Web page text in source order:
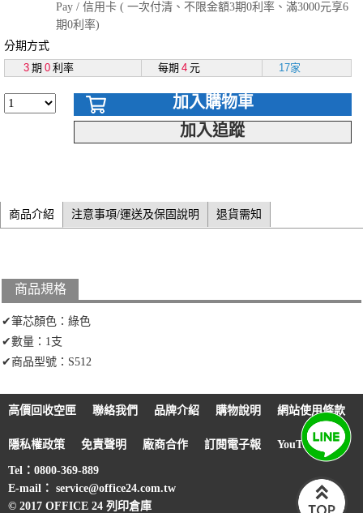
Pay / 信用卡 ( 一次付清、不限金額3期0利率、滿3000元享6
期0利率)
分期方式
3 期 0 利率 每期 4 元 17家
加入購物車
加入追蹤
商品介紹 注意事項/運送及保固說明 退貨需知
商品規格
✔筆芯顏色：綠色
✔數量：1支
✔商品型號：S512
高價回收空匣 聯絡我們 品牌介紹 購物說明 網站使用條款
隱私權政策 免責聲明 廠商合作 訂閱電子報 YouTube
Tel：0800-369-889
E-mail： service@office24.com.tw
© 2017 OFFICE 24 列印倉庫